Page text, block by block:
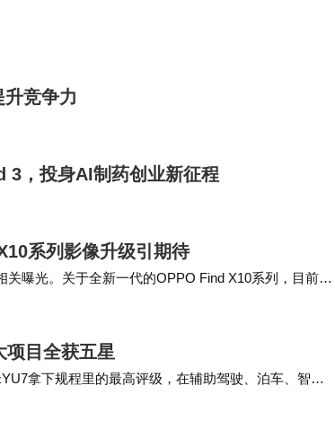
持。 未…
竞争力
3，投身AI制药创业新征程
系列影像升级引期待
曝光。关于全新一代的OPPO Find X10系列，目前也
认为OPPO…
项目全获五星
拿下规程里的最高评级，在辅助驾驶、泊车、智能
车位等多种场景，不用人为…